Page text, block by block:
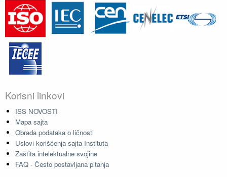
Korisni linkovi
ISS NOVOSTI
Mapa sajta
Obrada podataka o ličnosti
Uslovi korišćenja sajta Instituta
Zaštita intelektualne svojine
FAQ - Često postavljana pitanja